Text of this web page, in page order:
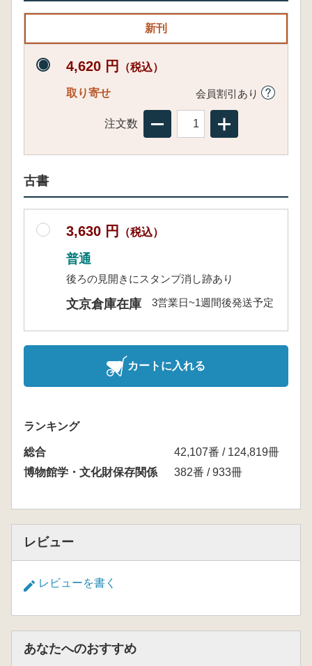
新刊
4,620 円 （税込）
取り寄せ 会員割引あり
注文数
古書
3,630 円 （税込）
普通
後ろの見開きにスタンプ消し跡あり
文京倉庫在庫 3営業日~1週間後発送予定
カートに入れる
ランキング
総合
42,107番 / 124,819冊
博物館学・文化財保存関係
382番 / 933冊
レビュー
レビューを書く
あなたへのおすすめ